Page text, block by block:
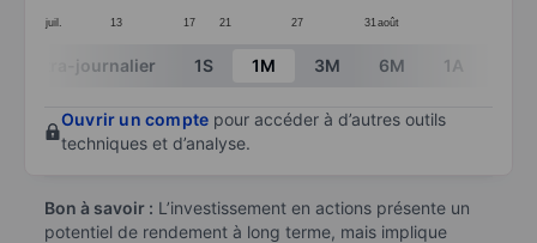
juil. 13 17 21 27 31 août
End of interactive chart.
Intra-journalier 1S 1M 3M 6M 1A
Ouvrir un compte pour accéder à d’autres outils
techniques et d’analyse.
Bon à savoir : L’investissement en actions présente un
potentiel de rendement à long terme, mais implique